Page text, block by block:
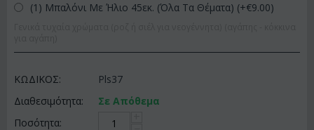
(1) Μπαλόνι Με Ήλιο 45εκ. (Όλα Τα Θέματα) (+€9.00)
ΚΩΔΙΚΟΣ:
Pls37
Διαθεσιμότητα:
Σε Απόθεμα
Ποσότητα: